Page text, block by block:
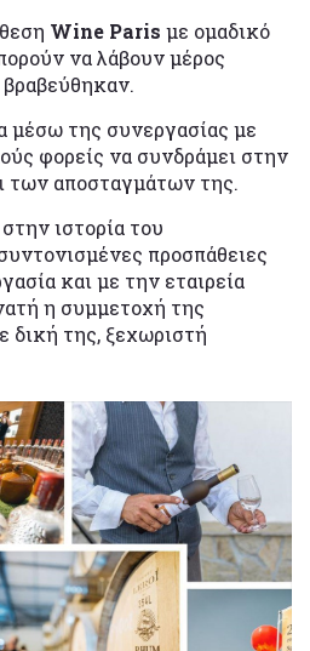
Wine Paris με ομαδικό
να λάβουν μέρος
μέσω της συνεργασίας με
φορείς να συνδράμει στην
των αποσταγμάτων της.
ιστορία του
προσπάθειες
και με την εταιρεία
η συμμετοχή της
δική της, ξεχωριστή